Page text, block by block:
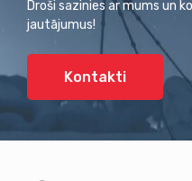
Droši sazinies ar mums un
jautājumus!
Kontakti